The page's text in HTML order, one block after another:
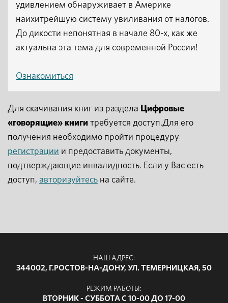
удивлением обнаруживает в Америке
наихитрейшую систему увиливания от налогов.
До дикости непонятная в начале 80-х, как же
актуальна эта тема для современной России!
Ознакомиться
Для скачивания книг из раздела Цифровые
«говорящие» книги требуется доступ.Для его
получения необходимо пройти процедуру
регистрации и предоставить документы,
подтверждающие инвалидность. Если у Вас есть
доступ, авторизуйтесь на сайте.
НАШ АДРЕС:
344002, Г.РОСТОВ-НА-ДОНУ, УЛ. ТЕМЕРНИЦКАЯ, 50
РЕЖИМ РАБОТЫ:
ВТОРНИК - СУББОТА С 10-00 ДО 17-00